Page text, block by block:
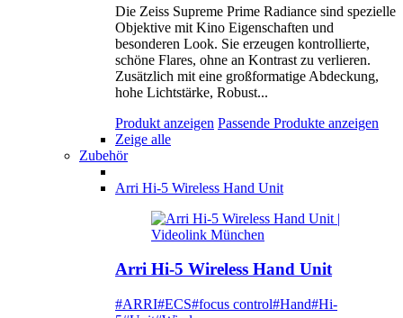
Die Zeiss Supreme Prime Radiance sind spezielle
Objektive mit Kino Eigenschaften und
besonderen Look. Sie erzeugen kontrollierte,
schöne Flares, ohne an Kontrast zu verlieren.
Zusätzlich mit eine großformatige Abdeckung,
hohe Lichtstärke, Robust...
Produkt anzeigen Passende Produkte anzeigen
Zeige alle
Zubehör
Arri Hi-5 Wireless Hand Unit
Arri Hi-5 Wireless Hand Unit
#ARRI#ECS#focus control#Hand#Hi-